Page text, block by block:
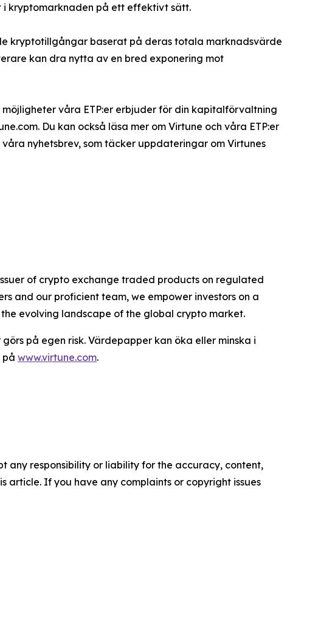
kryptomarknaden på ett effektivt sätt.
kryptotillgångar baserat på deras totala marknadsvärde
kan dra nytta av en bred exponering mot
våra ETP:er erbjuder för din kapitalförvaltning
Du kan också läsa mer om Virtune och våra ETP:er
nyhetsbrev, som täcker uppdateringar om Virtunes
of crypto exchange traded products on regulated
and our proficient team, we empower investors on a
evolving landscape of the global crypto market.
på egen risk. Värdepapper kan öka eller minska i
på www.virtune.com.
any responsibility or liability for the accuracy, content,
article. If you have any complaints or copyright issues